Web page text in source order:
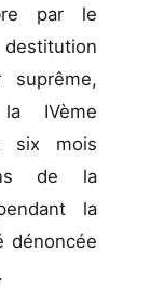
par le
IVème
six mois
de la
la
dénoncée